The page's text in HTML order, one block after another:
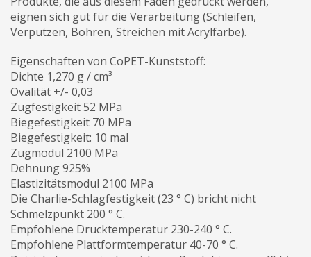
eignen sich gut für die Verarbeitung (Schleifen,
Verputzen, Bohren, Streichen mit Acrylfarbe).
Eigenschaften von CoPET-Kunststoff:
Dichte 1,270 g / cm³
Ovalität +/- 0,03
Zugfestigkeit 52 MPa
Biegefestigkeit 70 MPa
Biegefestigkeit: 10 mal
Zugmodul 2100 MPa
Dehnung 925%
Elastizitätsmodul 2100 MPa
Die Charlie-Schlagfestigkeit (23 ° C) bricht nicht
Schmelzpunkt 200 ° C.
Empfohlene Drucktemperatur 230-240 ° C.
Empfohlene Plattformtemperatur 40-70 ° C.